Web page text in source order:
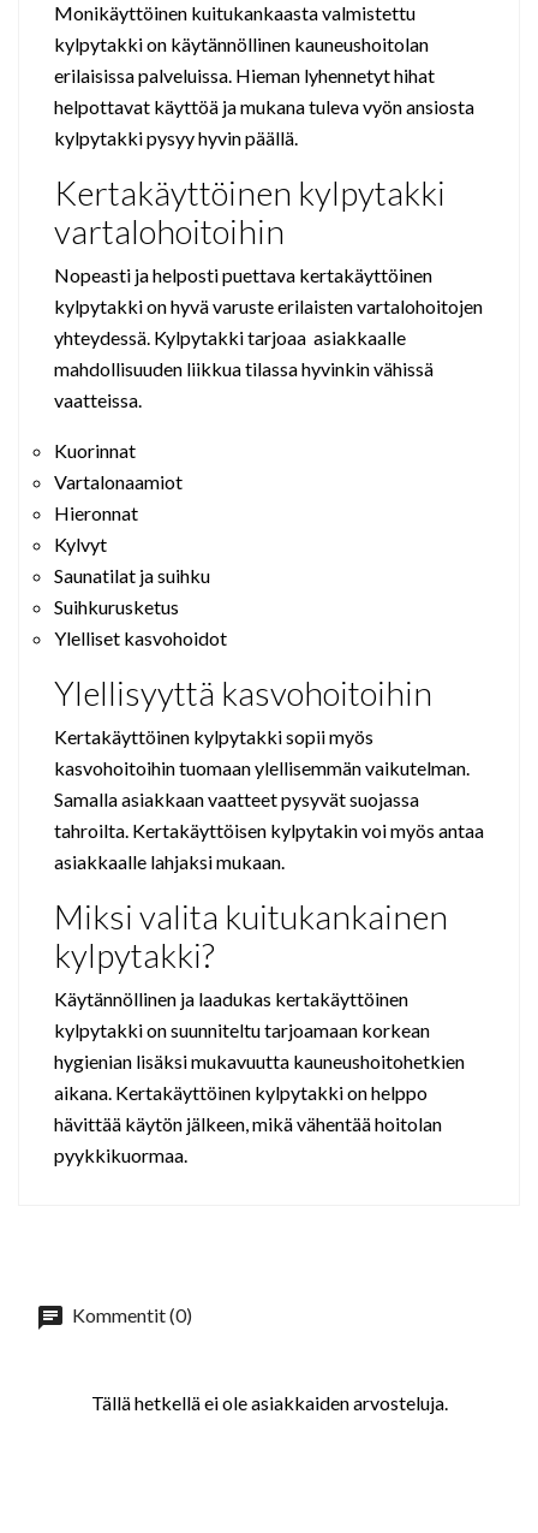
Monikäyttöinen kuitukankaasta valmistettu
kylpytakki on käytännöllinen kauneushoitolan
erilaisissa palveluissa. Hieman lyhennetyt hihat
helpottavat käyttöä ja mukana tuleva vyön ansiosta
kylpytakki pysyy hyvin päällä.
Kertakäyttöinen kylpytakki
vartalohoitoihin
Nopeasti ja helposti puettava kertakäyttöinen
kylpytakki on hyvä varuste erilaisten vartalohoitojen
yhteydessä. Kylpytakki tarjoaa asiakkaalle
mahdollisuuden liikkua tilassa hyvinkin vähissä
vaatteissa.
Kuorinnat
Vartalonaamiot
Hieronnat
Kylvyt
Saunatilat ja suihku
Suihkurusketus
Ylelliset kasvohoidot
Ylellisyyttä kasvohoitoihin
Kertakäyttöinen kylpytakki sopii myös
kasvohoitoihin tuomaan ylellisemmän vaikutelman.
Samalla asiakkaan vaatteet pysyvät suojassa
tahroilta. Kertakäyttöisen kylpytakin voi myös antaa
asiakkaalle lahjaksi mukaan.
Miksi valita kuitukankainen
kylpytakki?
Käytännöllinen ja laadukas kertakäyttöinen
kylpytakki on suunniteltu tarjoamaan korkean
hygienian lisäksi mukavuutta kauneushoitohetkien
aikana. Kertakäyttöinen kylpytakki on helppo
hävittää käytön jälkeen, mikä vähentää hoitolan
pyykkikuormaa.
Kommentit (0)
Tällä hetkellä ei ole asiakkaiden arvosteluja.